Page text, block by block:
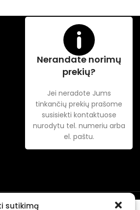
sutikimą
Nerandate norimų
prekių?
Jei neradote Jums
tinkančių prekių prašome
susisiekti kontaktuose
nurodytu tel. numeriu arba
el. paštu.